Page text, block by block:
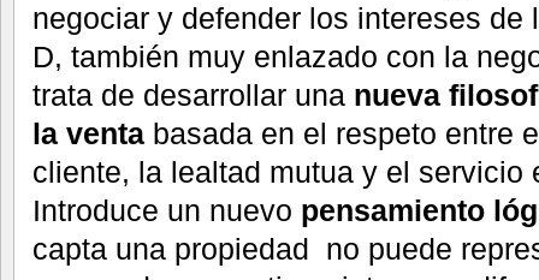
negociar y defender los intereses de
D, también muy enlazado con la
trata de desarrollar una nueva
la venta basada en el respeto entre
cliente, la lealtad mutua y el servicio
Introduce un nuevo pensamiento
capta una propiedad no puede